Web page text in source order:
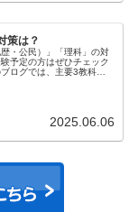
策は？
・公民）」「理科」の対
予定の方はぜひチェック
ログでは、主要3教科の
2025.06.06